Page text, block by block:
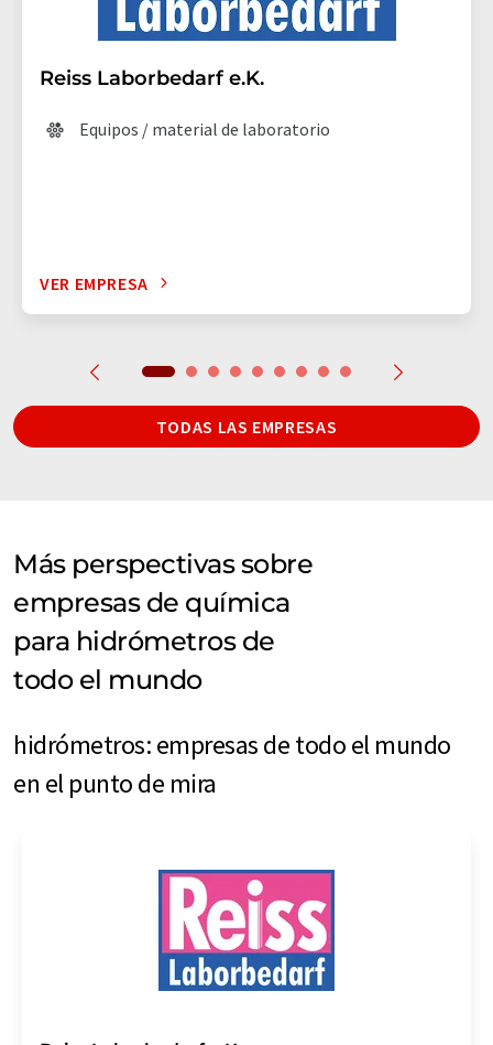
Reiss Laborbedarf e.K.
Equipos / material de laboratorio
VER EMPRESA
TODAS LAS EMPRESAS
Más perspectivas sobre
empresas de química
para hidrómetros de
todo el mundo
hidrómetros: empresas de todo el mundo
en el punto de mira